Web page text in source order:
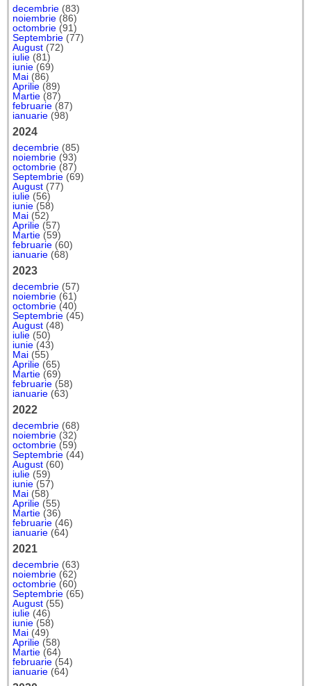
decembrie (83)
noiembrie (86)
octombrie (91)
Septembrie (77)
August (72)
iulie (81)
iunie (69)
Mai (86)
Aprilie (89)
Martie (87)
februarie (87)
ianuarie (98)
2024
decembrie (85)
noiembrie (93)
octombrie (87)
Septembrie (69)
August (77)
iulie (56)
iunie (58)
Mai (52)
Aprilie (57)
Martie (59)
februarie (60)
ianuarie (68)
2023
decembrie (57)
noiembrie (61)
octombrie (40)
Septembrie (45)
August (48)
iulie (50)
iunie (43)
Mai (55)
Aprilie (65)
Martie (69)
februarie (58)
ianuarie (63)
2022
decembrie (68)
noiembrie (32)
octombrie (59)
Septembrie (44)
August (60)
iulie (59)
iunie (57)
Mai (58)
Aprilie (55)
Martie (36)
februarie (46)
ianuarie (64)
2021
decembrie (63)
noiembrie (62)
octombrie (60)
Septembrie (65)
August (55)
iulie (46)
iunie (58)
Mai (49)
Aprilie (58)
Martie (64)
februarie (54)
ianuarie (64)